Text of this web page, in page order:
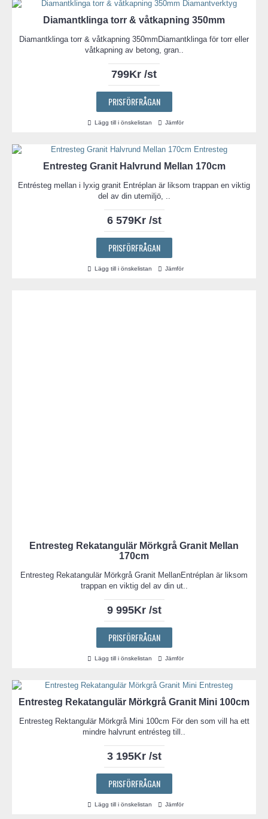
Diamantklinga torr & våtkapning 350mm
Diamantklinga torr & våtkapning 350mmDiamantklinga för torr eller
våtkapning av betong, gran..
799Kr /st
PRISFÖRFRÅGAN
Lägg till i önskelistan Jämför
Entresteg Granit Halvrund Mellan 170cm
Entrésteg mellan i lyxig granit Entréplan är liksom trappan en viktig
del av din utemiljö, ..
6 579Kr /st
PRISFÖRFRÅGAN
Lägg till i önskelistan Jämför
Entresteg Rekatangulär Mörkgrå Granit Mellan
170cm
Entresteg Rekatangulär Mörkgrå Granit MellanEntréplan är liksom
trappan en viktig del av din ut..
9 995Kr /st
PRISFÖRFRÅGAN
Lägg till i önskelistan Jämför
Entresteg Rekatangulär Mörkgrå Granit Mini 100cm
Entresteg Rektangulär Mörkgrå Mini 100cm För den som vill ha ett
mindre halvrunt entrésteg till..
3 195Kr /st
PRISFÖRFRÅGAN
Lägg till i önskelistan Jämför